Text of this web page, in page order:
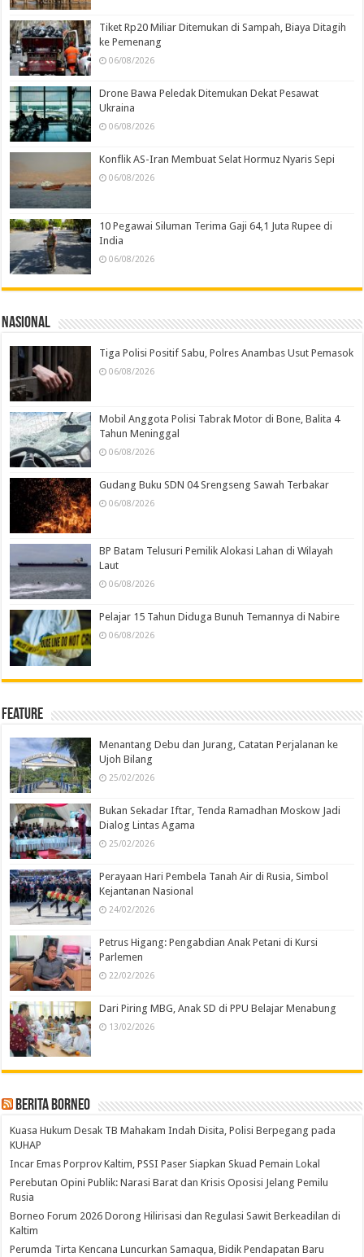
Tiket Rp20 Miliar Ditemukan di Sampah, Biaya Ditagih
ke Pemenang
06/08/2026
Drone Bawa Peledak Ditemukan Dekat Pesawat
Ukraina
06/08/2026
Konflik AS-Iran Membuat Selat Hormuz Nyaris Sepi
06/08/2026
10 Pegawai Siluman Terima Gaji 64,1 Juta Rupee di
India
06/08/2026
Nasional
Tiga Polisi Positif Sabu, Polres Anambas Usut Pemasok
06/08/2026
Mobil Anggota Polisi Tabrak Motor di Bone, Balita 4
Tahun Meninggal
06/08/2026
Gudang Buku SDN 04 Srengseng Sawah Terbakar
06/08/2026
BP Batam Telusuri Pemilik Alokasi Lahan di Wilayah
Laut
06/08/2026
Pelajar 15 Tahun Diduga Bunuh Temannya di Nabire
06/08/2026
Feature
Menantang Debu dan Jurang, Catatan Perjalanan ke
Ujoh Bilang
25/02/2026
Bukan Sekadar Iftar, Tenda Ramadhan Moskow Jadi
Dialog Lintas Agama
25/02/2026
Perayaan Hari Pembela Tanah Air di Rusia, Simbol
Kejantanan Nasional
24/02/2026
Petrus Higang: Pengabdian Anak Petani di Kursi
Parlemen
22/02/2026
Dari Piring MBG, Anak SD di PPU Belajar Menabung
13/02/2026
Berita Borneo
Kuasa Hukum Desak TB Mahakam Indah Disita, Polisi Berpegang pada
KUHAP
Incar Emas Porprov Kaltim, PSSI Paser Siapkan Skuad Pemain Lokal
Perebutan Opini Publik: Narasi Barat dan Krisis Oposisi Jelang Pemilu
Rusia
Borneo Forum 2026 Dorong Hilirisasi dan Regulasi Sawit Berkeadilan di
Kaltim
Perumda Tirta Kencana Luncurkan Samaqua, Bidik Pendapatan Baru